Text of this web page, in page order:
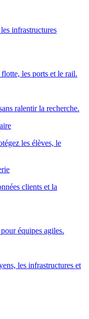
infrastructures
les ports et le rail.
ralentir la recherche.
les élèves, le
clients et la
équipes agiles.
les infrastructures et